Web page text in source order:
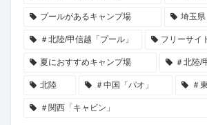
プールがあるキャンプ場 埼玉
＃北陸/甲信越「プール」 フリーサイ
夏におすすめキャンプ場 ＃北陸/
北陸 ＃中国「パオ」 ＃
＃関西「キャビン」